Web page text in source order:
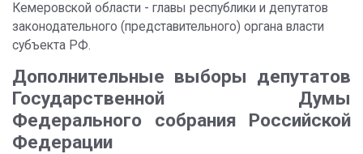
Кемеровской области - главы республики и депутатов
законодательного (представительного) органа власти
субъекта РФ.
Дополнительные выборы депутатов
Государственной Думы
Федерального собрания Российской
Федерации